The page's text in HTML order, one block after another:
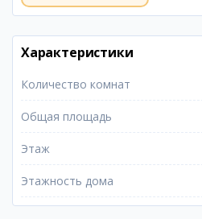
Характеристики
Количество комнат
Общая площадь
Этаж
Этажность дома